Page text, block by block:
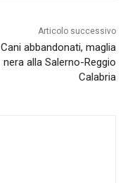
Articolo successivo
Cani abbandonati, maglia
nera alla Salerno-Reggio
Calabria